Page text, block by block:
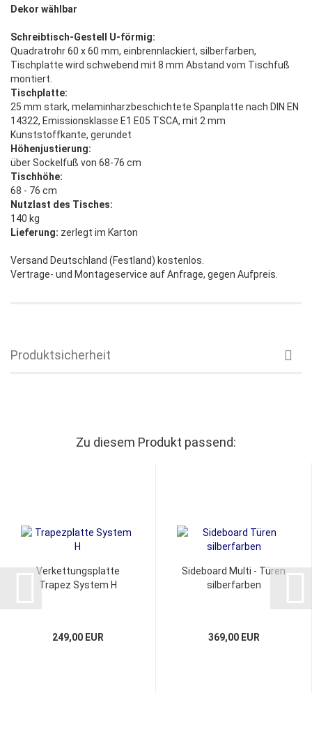
Dekor wählbar
Schreibtisch-Gestell U-förmig:
Quadratrohr 60 x 60 mm, einbrennlackiert, silberfarben,
Tischplatte wird schwebend mit 8 mm Abstand vom Tischfuß
montiert.
Tischplatte:
25 mm stark, melaminharzbeschichtete Spanplatte nach DIN EN
14322, Emissionsklasse E1 E05 TSCA, mit 2 mm
Kunststoffkante, gerundet
Höhenjustierung:
über Sockelfuß von 68-76 cm
Tischhöhe:
68 - 76 cm
Nutzlast des Tisches:
140 kg
Lieferung: zerlegt im Karton
Versand Deutschland (Festland) kostenlos.
Vertrage- und Montageservice auf Anfrage, gegen Aufpreis.
Produktsicherheit
Zu diesem Produkt passend:
Verkettungsplatte
Trapez System H
249,00 EUR
Sideboard Multi - Türen
silberfarben
369,00 EUR